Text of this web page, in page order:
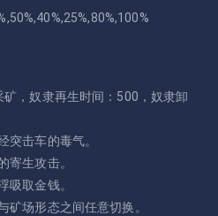
，奴隶再生时间：500，奴隶卸
突击车的毒气。
寄生攻击。
吸取金钱。
矿场形态之间任意切换。